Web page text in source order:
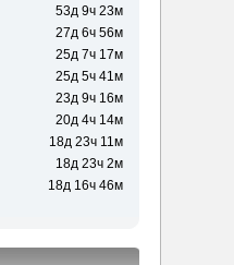
53д 9ч 23м
27д 6ч 56м
25д 7ч 17м
25д 5ч 41м
23д 9ч 16м
20д 4ч 14м
18д 23ч 11м
18д 23ч 2м
18д 16ч 46м